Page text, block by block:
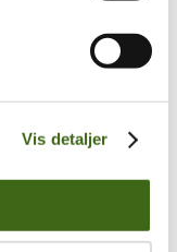
Vis detaljer